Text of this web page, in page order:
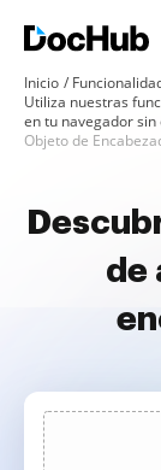
Inicio
Utiliza nuestras
en tu navegador
Objeto de
de